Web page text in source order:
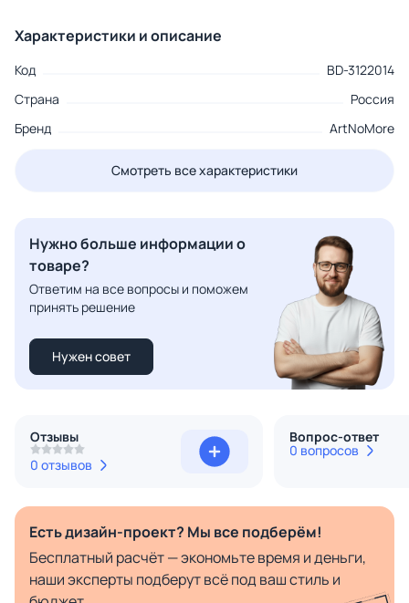
Характеристики и описание
Код
BD-3122014
Страна
Россия
Бренд
ArtNoMore
Смотреть все характеристики
Нужно больше информации о
товаре?
Ответим на все вопросы и поможем
принять решение
Нужен совет
Отзывы
0 отзывов
Вопрос-ответ
0 вопросов
Есть дизайн-проект? Мы все подберём!
Бесплатный расчёт — экономьте время и деньги,
наши эксперты подберут всё под ваш стиль и